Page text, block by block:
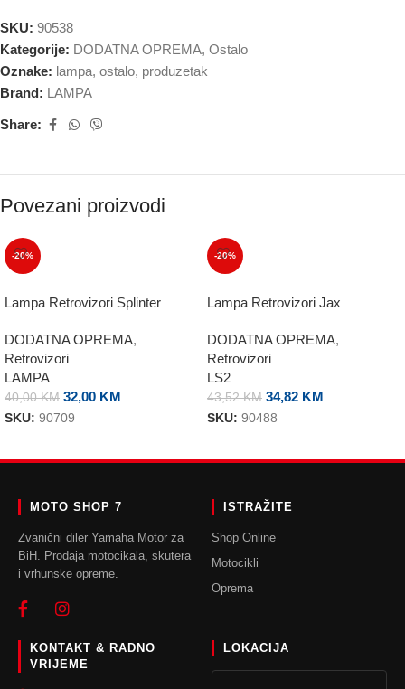
SKU: 90538
Kategorije: DODATNA OPREMA, Ostalo
Oznake: lampa, ostalo, produzetak
Brand: LAMPA
Share:
Povezani proizvodi
-20%
Lampa Retrovizori Splinter
DODATNA OPREMA,
Retrovizori
LAMPA
40,00KM 32,00 KM
SKU: 90709
-20%
Lampa Retrovizori Jax
DODATNA OPREMA,
Retrovizori
LS2
43,52KM 34,82 KM
SKU: 90488
MOTO SHOP 7
Zvanični diler Yamaha Motor za
BiH. Prodaja motocikala, skutera
i vrhunske opreme.
ISTRAŽITE
Shop Online
Motocikli
Oprema
KONTAKT & RADNO
VRIJEME
LOKACIJA